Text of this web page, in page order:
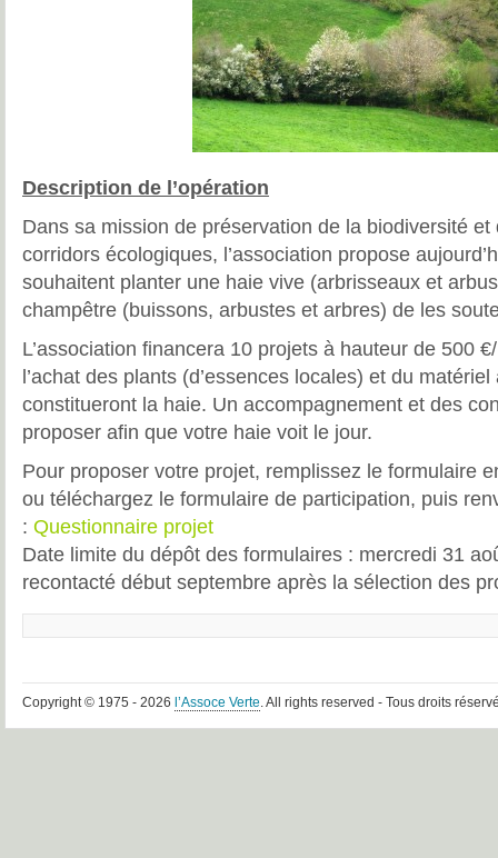
Description de l’opération
Dans sa mission de préservation de la biodiversité et
corridors écologiques, l’association propose
souhaitent planter une haie vive (arbrisseaux et
champêtre (buissons, arbustes et arbres) de les
L’association financera 10 projets à hauteur de 500
l’achat des plants (d’essences locales) et du
constitueront la haie. Un accompagnement et des
proposer afin que votre haie voit le jour.
Pour proposer votre projet, remplissez le formulaire
ou téléchargez le formulaire de participation, puis
: Questionnaire projet
Date limite du dépôt des formulaires : mercredi 31
recontacté début septembre après la sélection des
Copyright © 1975 - 2026 l’Assoce Verte. All rights reserved - Tous droits